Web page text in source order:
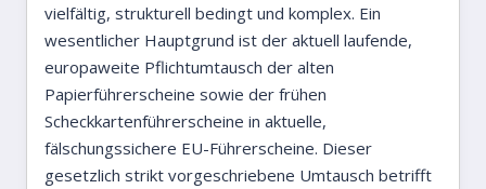
vielfältig, strukturell bedingt und komplex. Ein
wesentlicher Hauptgrund ist der aktuell laufende,
europaweite Pflichtumtausch der alten
Papierführerscheine sowie der frühen
Scheckkartenführerscheine in aktuelle,
fälschungssichere EU-Führerscheine. Dieser
gesetzlich strikt vorgeschriebene Umtausch betrifft